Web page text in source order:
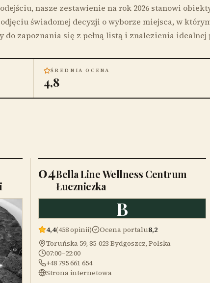
nasze zestawienie na rok 2026 stanowi
świadomej decyzji o wyborze miejsca, w
do zapoznania się z pełną listą i znalezienia
ŚREDNIA OCENA
4,8
04Bella Line Wellness Centrum
Łuczniczka
B
4,4(458 opinii) Ocena portalu8,2
Toruńska 59, 85-023 Bydgoszcz, Polska
07:00–22:00
+48 795 661 654
Strona internetowa